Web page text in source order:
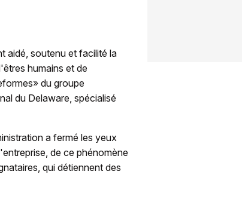
aidé, soutenu et facilité la
humains et de
du groupe
du Delaware, spécialisé
a fermé les yeux
de ce phénomène
qui détiennent des